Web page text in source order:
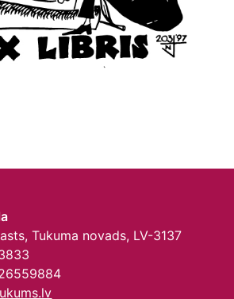
Tukuma novads, LV-3137